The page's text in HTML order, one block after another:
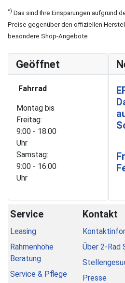
*) Das sind Ihre Einsparungen aufgrund
Preise gegenüber den offiziellen
besondere Shop-Angebote
Geöffnet
Fahrrad
Montag bis
Freitag:
9:00 - 18:00
Uhr
Samstag:
9:00 - 16:00
Uhr
Service
Leasing
Rahmenhöhe
Beratung
Service & Pflege
Kontakt
Über 2-Rad
Presse